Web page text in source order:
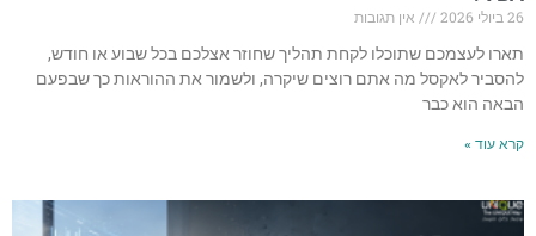
26 ביולי 2026
אין תגובות
תארו לעצמכם שתוכלו לקחת תהליך שחוזר אצלכם בכל שבוע או חודש,
להסביר לאקסל מה אתם רוצים שיקרה, ולשמור את ההוראות כך שבפעם
הבאה הוא כבר
קרא עוד »